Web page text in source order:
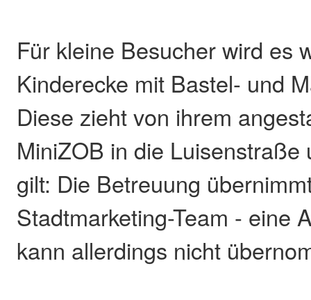
Für kleine Besucher wird es
Kinderecke mit Bastel- und
Diese zieht von ihrem
MiniZOB in die Luisenstraße
gilt: Die Betreuung
Stadtmarketing-Team - eine
kann allerdings nicht